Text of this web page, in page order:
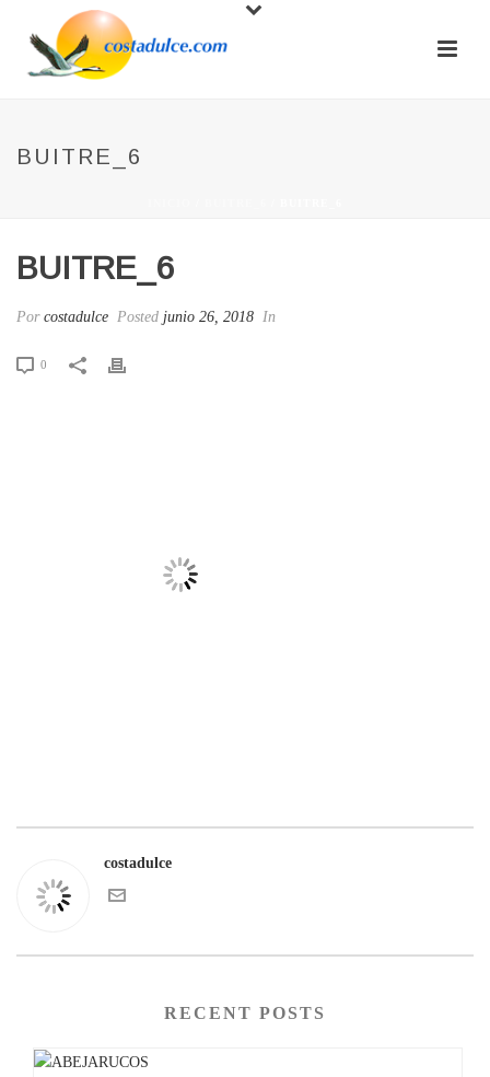
BUITRE_6
BUITRE_6
Por costadulce Posted junio 26, 2018 In
0
costadulce
RECENT POSTS